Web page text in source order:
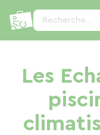
Recherche...
Les
Panneau de